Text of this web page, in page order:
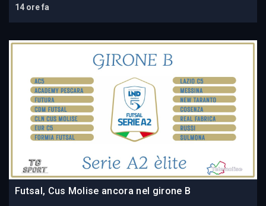
14 ore fa
Futsal, Cus Molise ancora nel girone B